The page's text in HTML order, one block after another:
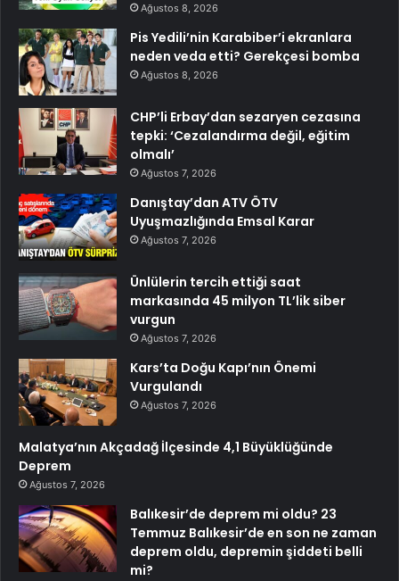
Ağustos 8, 2026
Pis Yedili’nin Karabiber’i ekranlara
neden veda etti? Gerekçesi bomba
Ağustos 8, 2026
CHP’li Erbay’dan sezaryen cezasına
tepki: ‘Cezalandırma değil, eğitim
olmalı’
Ağustos 7, 2026
Danıştay’dan ATV ÖTV
Uyuşmazlığında Emsal Karar
Ağustos 7, 2026
Ünlülerin tercih ettiği saat
markasında 45 milyon TL’lik siber
vurgun
Ağustos 7, 2026
Kars’ta Doğu Kapı’nın Önemi
Vurgulandı
Ağustos 7, 2026
Malatya’nın Akçadağ İlçesinde 4,1 Büyüklüğünde
Deprem
Ağustos 7, 2026
Balıkesir’de deprem mi oldu? 23
Temmuz Balıkesir’de en son ne zaman
deprem oldu, depremin şiddeti belli
mi?